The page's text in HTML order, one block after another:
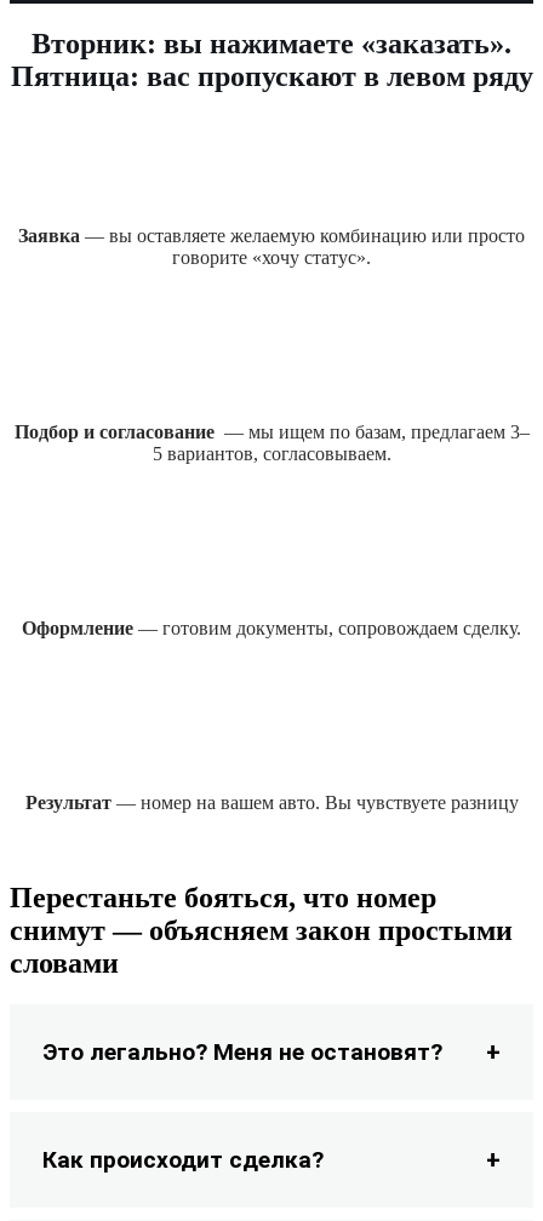
Вторник: вы нажимаете «заказать».
Пятница: вас пропускают в левом ряду
Заявка — вы оставляете желаемую комбинацию или просто
говорите «хочу статус».
Подбор и согласование — мы ищем по базам, предлагаем 3–
5 вариантов, согласовываем.
Оформление — готовим документы, сопровождаем сделку.
Результат— номер на вашем авто. Вы чувствуете разницу
Перестаньте бояться, что номер
снимут — объясняем закон простыми
словами
Это легально? Меня не остановят?
Как происходит сделка?